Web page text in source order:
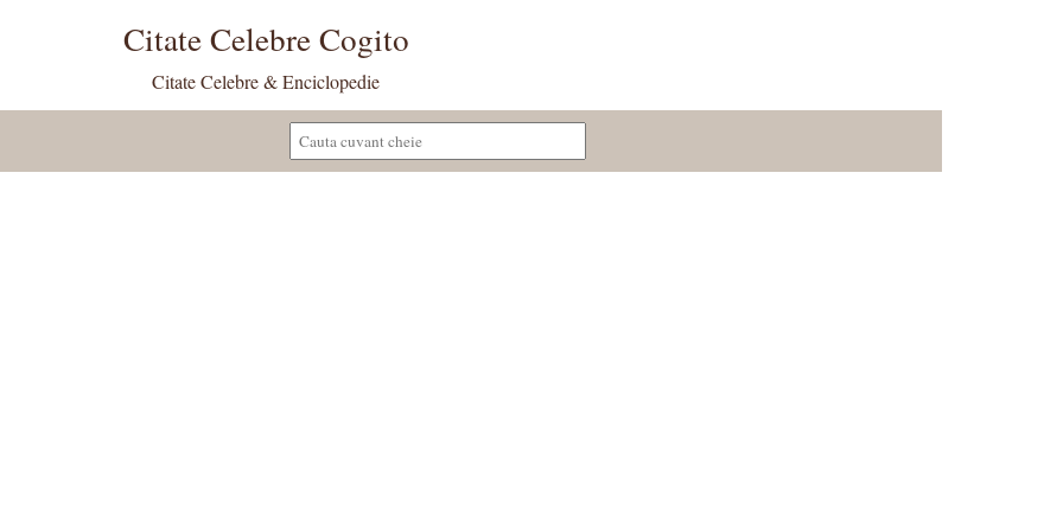
Citate Celebre Cogito
Citate Celebre & Enciclopedie